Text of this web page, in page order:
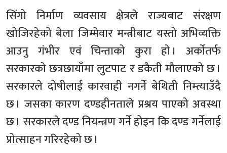
सिंगो निर्माण व्यवसाय क्षेत्रले राज्यबाट संरक्षण
खोजिरहेको बेला जिम्मेवार मन्त्रीबाट यस्तो अभिव्यक्ति
आउनु गंभीर एवं चिन्ताको कुरा हो । अर्कोतर्फ
सरकारको छत्रछायाँमा लुटपाट र डकैती मौलाएको छ ।
सरकारले दोषीलाई कारवाही नगर्ने बेथिती निम्त्याउँदै
छ । जसका कारण दण्डहीनताले प्रश्रय पाएको अवस्था
छ । सरकारले दण्ड नियन्त्रण गर्ने होइन कि दण्ड गर्नेलाई
प्रोत्साहन गरिरहेको छ ।